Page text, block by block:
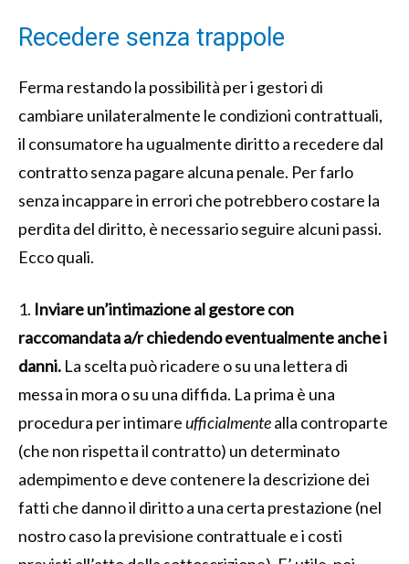
Recedere senza trappole
Ferma restando la possibilità per i gestori di
cambiare unilateralmente le condizioni contrattuali,
il consumatore ha ugualmente diritto a recedere dal
contratto senza pagare alcuna penale. Per farlo
senza incappare in errori che potrebbero costare la
perdita del diritto, è necessario seguire alcuni passi.
Ecco quali.
1. Inviare un’intimazione al gestore con
raccomandata a/r chiedendo eventualmente anche i
danni. La scelta può ricadere o su una lettera di
messa in mora o su una diffida. La prima è una
procedura per intimareufficialmentealla controparte
(che non rispetta il contratto) un determinato
adempimento e deve contenere la descrizione dei
fatti che danno il diritto a una certa prestazione (nel
nostro caso la previsione contrattuale e i costi